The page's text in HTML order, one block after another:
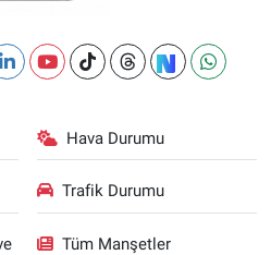
Hava Durumu
Trafik Durumu
Tüm Manşetler